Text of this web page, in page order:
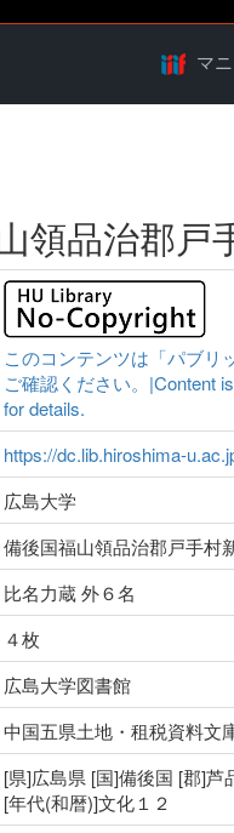
マ
領品治郡戸
このコンテンツは「パブリ
ご確認ください。|Content
for details.
https://dc.lib.hiroshima-
広島大学
備後国福山領品治郡戸手村
比名力蔵 外６名
４枚
広島大学図書館
中国五県土地・租税資料文
[県]広島県 [国]備後国 [郡]
[年代(和暦)]文化１２